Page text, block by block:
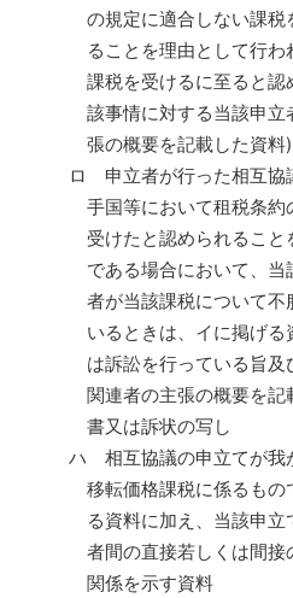
の規定に適合しない課
ることを理由として行わ
課税を受けるに至ると
該事情に対する当該申
張の概要を記載した資料)
ロ 申立者が行った相互協
手国等において租税条
受けたと認められるこ
である場合において、
者が当該課税について
いるときは、イに掲げ
は訴訟を行っている旨
関連者の主張の概要を
書又は訴状の写し
ハ 相互協議の申立てが我
移転価格課税に係るも
る資料に加え、当該申
者間の直接若しくは間
関係を示す資料